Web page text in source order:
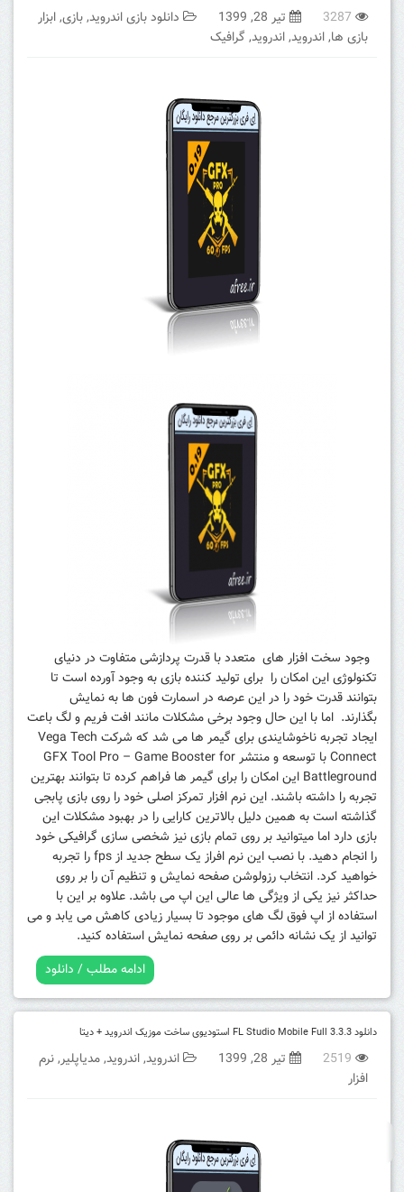
3287 تیر 28, 1399 دانلود بازی اندروید,بازی,ابزار
بازی ها,اندروید,اندروید, گرافیک
وجود سخت افزار های متعدد با قدرت پردازشی متفاوت در دنیای
تکنولوژی این امکان را برای تولید کننده بازی به وجود آورده است تا
بتوانند قدرت خود را در این عرصه در اسمارت فون ها به نمایش
بگذارند. اما با این حال وجود برخی مشکلات مانند افت فریم و لگ باعت
ایجاد تجربه ناخوشایندی برای گیمر ها می شد که شرکت Vega Tech
Connect با توسعه و منتشر GFX Tool Pro – Game Booster for
Battleground این امکان را برای گیمر ها فراهم کرده تا بتوانند بهترین
تجربه را داشته باشند. این نرم افزار تمرکز اصلی خود را روی بازی پابجی
گذاشته است به همین دلیل بالاترین کارایی را در بهبود مشکلات این
بازی دارد اما میتوانید بر روی تمام بازی نیز شخصی سازی گرافیکی خود
را انجام دهید. با نصب این نرم افراز یک سطح جدید از fps را تجربه
خواهید کرد. انتخاب رزولوشن صفحه نمایش و تنظیم آن را بر روی
حداکثر نیز یکی از ویژگی ها عالی این اپ می باشد. علاوه بر این با
استفاده از اپ فوق لگ های موجود تا بسیار زیادی کاهش می یابد و می
توانید از یک نشانه دائمی بر روی صفحه نمایش استفاده کنید.
ادامه مطلب / دانلود
دانلود FL Studio Mobile Full 3.3.3 استودیوی ساخت موزیک اندروید + دیتا
2519 تیر 28, 1399 اندروید,اندروید,مدیاپلیر,نرم
افزار